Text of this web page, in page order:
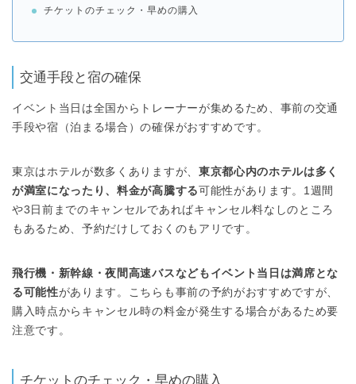
チケットのチェック・早めの購入
交通手段と宿の確保
イベント当日は全国からトレーナーが集めるため、事前の交通
手段や宿（泊まる場合）の確保がおすすめです。
東京はホテルが数多くありますが、 東京都心内のホテルは多く
が満室になったり、料金が高騰する可能性があります。1週間
や3日前までのキャンセルであればキャンセル料なしのところ
もあるため、予約だけしておくのもアリです。
飛行機・新幹線・夜間高速バスなどもイベント当日は満席とな
る可能性があります。こちらも事前の予約がおすすめですが、
購入時点からキャンセル時の料金が発生する場合があるため要
注意です。
チケットのチェック・早めの購入